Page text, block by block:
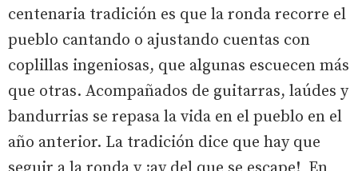
centenaria tradición es que la ronda recorre el
pueblo cantando o ajustando cuentas con
coplillas ingeniosas, que algunas escuecen más
que otras. Acompañados de guitarras, laúdes y
bandurrias se repasa la vida en el pueblo en el
año anterior. La tradición dice que hay que